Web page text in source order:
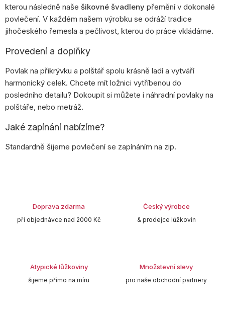
kterou následně naše šikovné švadleny přemění v dokonalé
povlečení. V každém našem výrobku se odráží tradice
jihočeského řemesla a pečlivost, kterou do práce vkládáme.
Provedení a doplňky
Povlak na přikrývku a polštář spolu krásně ladí a vytváří
harmonický celek. Chcete mít ložnici vytříbenou do
posledního detailu? Dokoupit si můžete i náhradní povlaky na
polštáře, nebo metráž.
Jaké zapínání nabízíme?
Standardně šijeme povlečení se zapínáním na zip.
Doprava zdarma
při objednávce nad 2000 Kč
Český výrobce
& prodejce lůžkovin
Atypické lůžkoviny
šijeme přímo na míru
Množstevní slevy
pro naše obchodní partnery